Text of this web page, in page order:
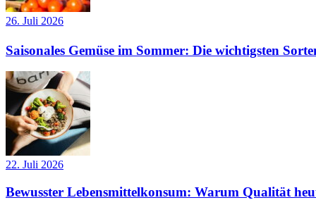
26. Juli 2026
Saisonales Gemüse im Sommer: Die wichtigsten
22. Juli 2026
Bewusster Lebensmittelkonsum: Warum Qualität